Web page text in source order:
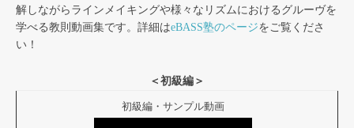
解しながらラインメイキングや様々なリズムにおけるグルーヴを
学べる教則動画集です。詳細はeBASS塾のページをご覧くださ
い！
＜初級編＞
初級編・サンプル動画